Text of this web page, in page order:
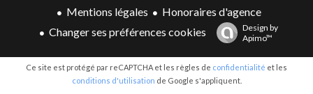
Mentions légales
Honoraires d'agence
Changer ses préférences cookies
Design by
Apimo™
Ce site est protégé par reCAPTCHA et les règles de confidentialité et les
conditions d'utilisation de Google s'appliquent.